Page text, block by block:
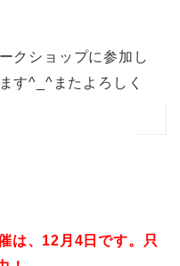
クショップに参加し
す^_^またよろしく
は、12月4日です。只